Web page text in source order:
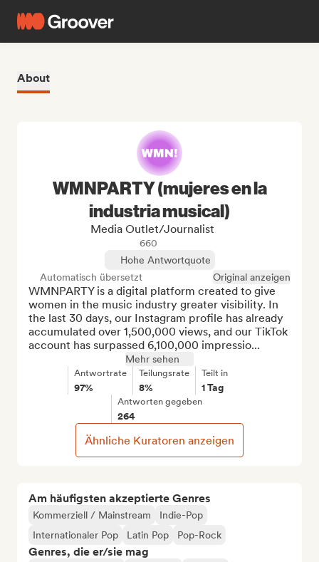
About
Am häufigsten akzeptierte Genres
Kommerziell / Mainstream
Indie-Pop
Internationaler Pop
Latin Pop Pop-Rock
Genres, die er/sie mag
WMNPARTY (mujeres en la
industria musical)
Media Outlet/Journalist
660
Hohe Antwortquote
Automatisch übersetzt
Original anzeigen
WMNPARTY is a digital platform created to give
women in the music industry greater visibility. In
the last 30 days, our Instagram profile has already
accumulated over 1,500,000 views, and our TikTok
account has surpassed 6,100,000 impressio...
Mehr sehen
Antwortrate
97%
Teilungsrate
8%
Teilt in
1 Tag
Antworten gegeben
264
Ähnliche Kuratoren anzeigen